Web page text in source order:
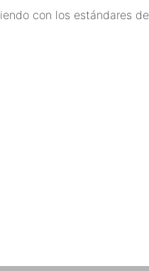
con los estándares